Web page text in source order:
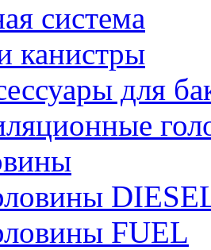
система
канистры
для
FUEL